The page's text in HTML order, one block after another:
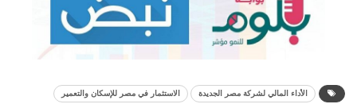
الأداء المالي لشركة مصر الجديدة الاستثمار في مصر للإسكان والتعمير